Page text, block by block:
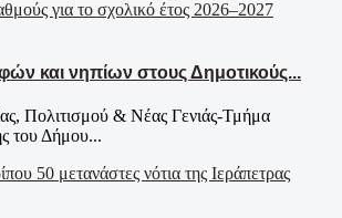
και νηπίων στους Δημοτικούς...
Πολιτισμού & Νέας Γενιάς-Τμήμα
του Δήμου...